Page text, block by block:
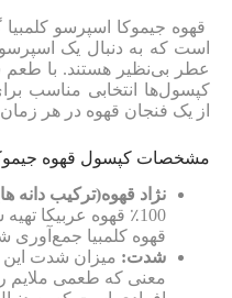
قهوه جیموکا اسپرسو
است که به دنبال یک
عطر بی‌نظیر هستند. با طعم
کپسول‌ها انتخابی مناسب
از یک فنجان قهوه در هر زمان
مشخصات کپسول قهوه
نژاد قهوه(ترکیب دانه
100٪ قهوه عربیکا
قهوه کلمبیا جمع‌آوری
شدت:
معنی که طعمی ملایم